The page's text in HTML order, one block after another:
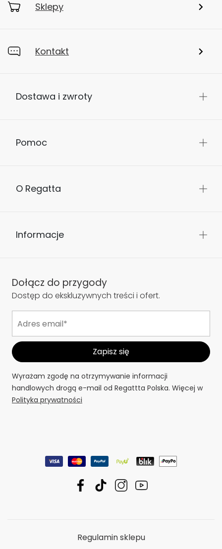
Sklepy
Kontakt
Dostawa i zwroty
Pomoc
O Regatta
Informacje
Dołącz do przygody
Dostęp do ekskluzywnych treści i ofert.
Wyrażam zgodę na otrzymywanie informacji
handlowych drogą e-mail od Regattta Polska. Więcej w
Polityka prywatności
Regulamin sklepu